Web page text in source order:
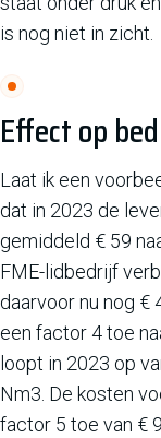
is nog niet in zicht.
Effect op
Laat ik een
dat in 2023 de
gemiddeld € 59
FME-lidbedrijf
daarvoor nu nog €
een factor 4 toe
loopt in 2023 op
Nm3. De kosten
factor 5 toe van €